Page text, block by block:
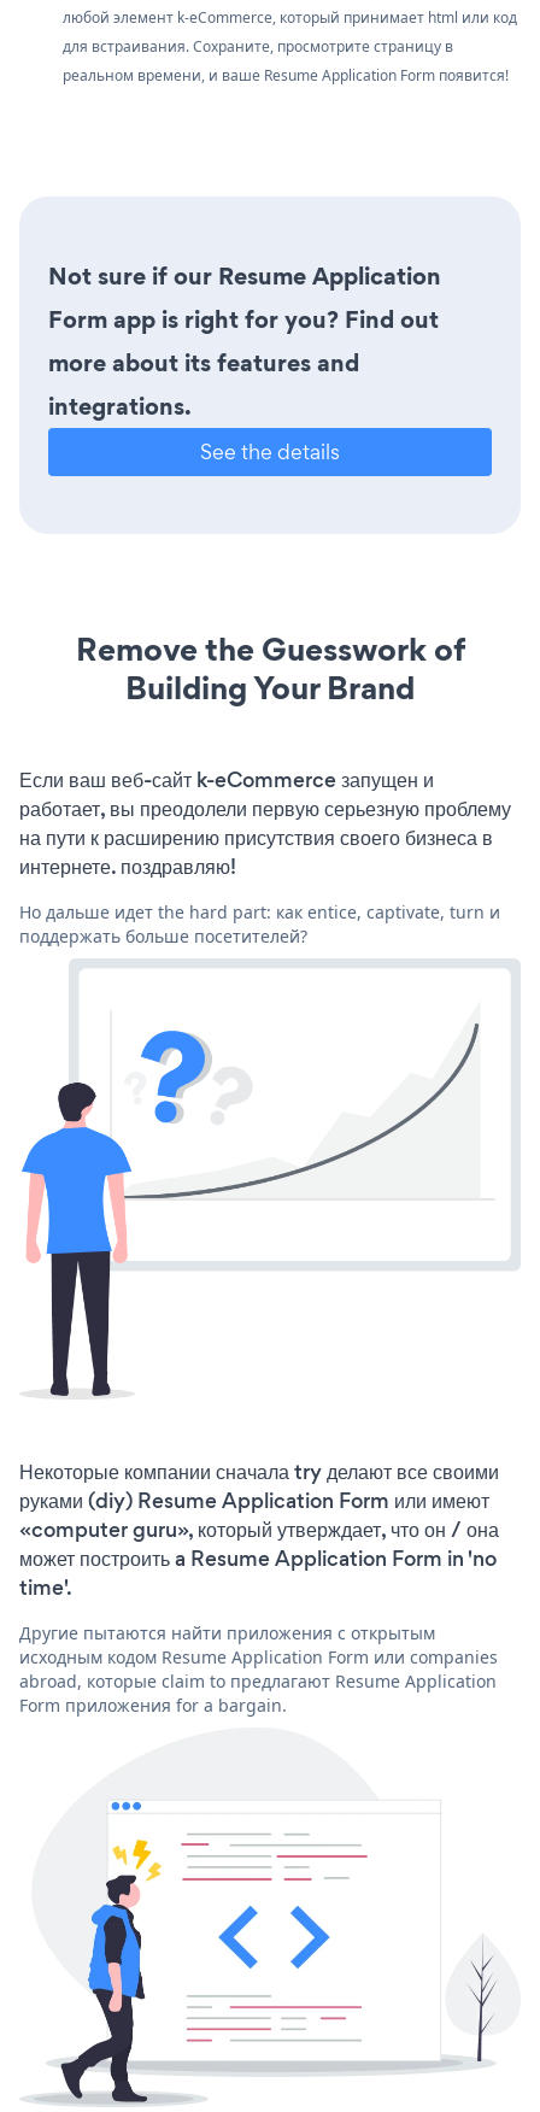
любой элемент k-eCommerce, который принимает html или код
для встраивания. Сохраните, просмотрите страницу в
реальном времени, и ваше Resume Application Form появится!
Not sure if our Resume Application
Form app is right for you? Find out
more about its features and
integrations.
See the details
Remove the Guesswork of
Building Your Brand
Если ваш веб-сайт k-eCommerce запущен и
работает, вы преодолели первую серьезную проблему
на пути к расширению присутствия своего бизнеса в
интернете. поздравляю!
Но дальше идет the hard part: как entice, captivate, turn и
поддержать больше посетителей?
Некоторые компании сначала try делают все своими
руками (diy) Resume Application Form или имеют
«computer guru», который утверждает, что он / она
может построить a Resume Application Form in 'no
time'.
Другие пытаются найти приложения с открытым
исходным кодом Resume Application Form или companies
abroad, которые claim to предлагают Resume Application
Form приложения for a bargain.